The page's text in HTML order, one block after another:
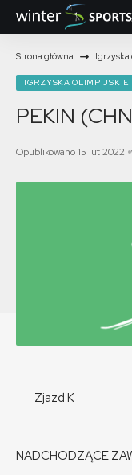
Strona główna
IGRZYSKA OLIMPIJSKIE
PEKIN
Opublikowano 15 lut 2022
Zjazd K
NADCHODZĄCE